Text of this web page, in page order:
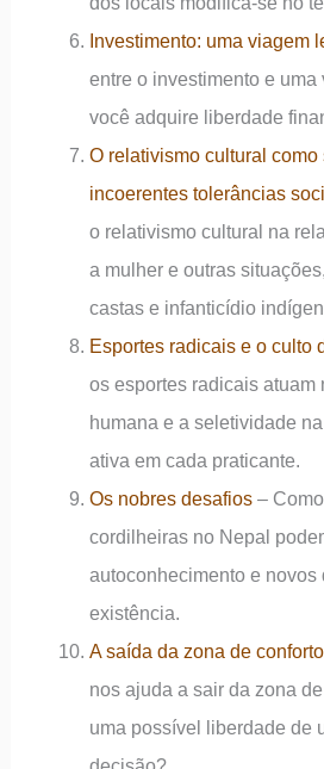
Investimento: uma viagem
entre o investimento e
você adquire liberdade
O relativismo cultural como
incoerentes tolerâncias
o relativismo cultural na
a mulher e outras
castas e infanticídio
Esportes radicais e o culto
os esportes radicais atuam
humana e a seletividade
ativa em cada praticante.
Os nobres desafios–
cordilheiras no Nepal
autoconhecimento e novos
existência.
A saída da zona de conforto
nos ajuda a sair da zona
uma possível liberdade de